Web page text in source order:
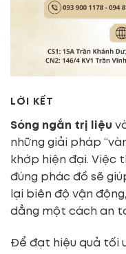
LỜI KẾT
Sóng ngắn trị liệu
những giải pháp
khớp hiện đại. Việc
đúng phác đồ sẽ
lại biên độ vận
dẳng một cách an
Để đạt hiệu quả tối